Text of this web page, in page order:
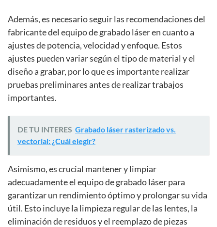
Además, es necesario seguir las recomendaciones del
fabricante del equipo de grabado láser en cuanto a
ajustes de potencia, velocidad y enfoque. Estos
ajustes pueden variar según el tipo de material y el
diseño a grabar, por lo que es importante realizar
pruebas preliminares antes de realizar trabajos
importantes.
DE TU INTERES Grabado láser rasterizado vs.
vectorial: ¿Cuál elegir?
Asimismo, es crucial mantener y limpiar
adecuadamente el equipo de grabado láser para
garantizar un rendimiento óptimo y prolongar su vida
útil. Esto incluye la limpieza regular de las lentes, la
eliminación de residuos y el reemplazo de piezas